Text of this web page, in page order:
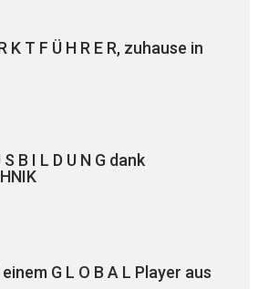
K T F Ü H R E R, zuhause in
B I L D U N G dank
G L O B A L Player aus